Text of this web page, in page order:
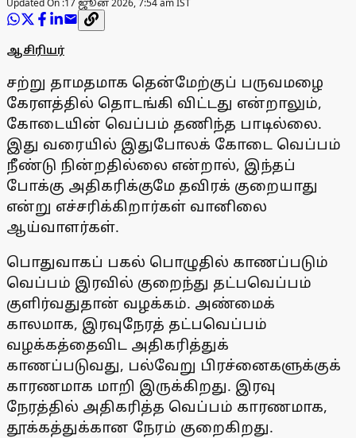
Updated On :17 ஜூன் 2026, 7:54 am IST
ஆசிரியர்
சற்று தாமதமாக தென்மேற்குப் பருவமழை
கேரளத்தில் தொடங்கி விட்டது என்றாலும்,
கோடையின் வெப்பம் தணிந்த பாடில்லை.
இது வரையில் இதுபோலக் கோடை வெப்பம்
நீண்டு நின்றதில்லை என்றால், இந்தப்
போக்கு அதிகரிக்குமே தவிரக் குறையாது
என்று எச்சரிக்கிறார்கள் வானிலை
ஆய்வாளர்கள்.
பொதுவாகப் பகல் பொழுதில் காணப்படும்
வெப்பம் இரவில் குறைந்து தட்பவெப்பம்
குளிர்வதுதான் வழக்கம். அண்மைக்
காலமாக, இரவுநேரத் தட்பவெப்பம்
வழக்கத்தைவிட அதிகரித்துக்
காணப்படுவது, பல்வேறு பிரச்னைகளுக்குக்
காரணமாக மாறி இருக்கிறது. இரவு
நேரத்தில் அதிகரித்த வெப்பம் காரணமாக,
தூக்கத்துக்கான நேரம் குறைகிறது.